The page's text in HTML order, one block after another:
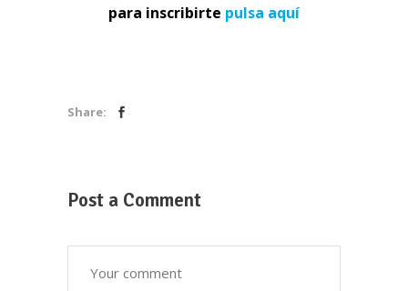
para inscribirte pulsa aquí
Share:
Post a Comment